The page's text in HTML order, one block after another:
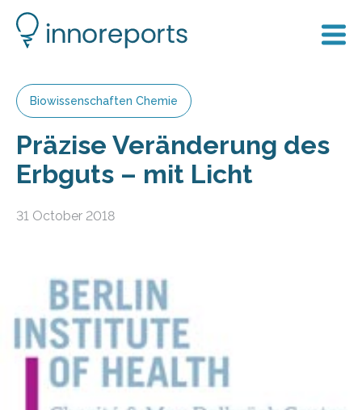
Biowissenschaften Chemie
Präzise Veränderung des
Erbguts – mit Licht
31 October 2018